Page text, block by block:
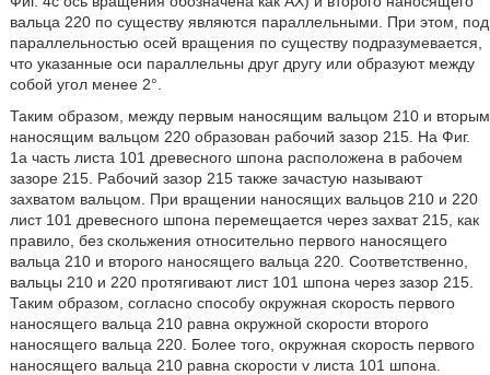
вальца 220 по существу являются параллельными. При этом, под
параллельностью осей вращения по существу подразумевается,
что указанные оси параллельны друг другу или образуют между
собой угол менее 2°.
Таким образом, между первым наносящим вальцом 210 и вторым
наносящим вальцом 220 образован рабочий зазор 215. На Фиг.
1а часть листа 101 древесного шпона расположена в рабочем
зазоре 215. Рабочий зазор 215 также зачастую называют
захватом вальцом. При вращении наносящих вальцов 210 и 220
лист 101 древесного шпона перемещается через захват 215, как
правило, без скольжения относительно первого наносящего
вальца 210 и второго наносящего вальца 220. Соответственно,
вальцы 210 и 220 протягивают лист 101 шпона через зазор 215.
Таким образом, согласно способу окружная скорость первого
наносящего вальца 210 равна окружной скорости второго
наносящего вальца 220. Более того, окружная скорость первого
наносящего вальца 210 равна скорости v листа 101 шпона.